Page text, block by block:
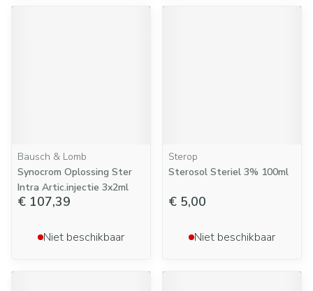
Bausch & Lomb
Synocrom Oplossing Ster
Intra Artic.injectie 3x2ml
€ 107,39
Niet beschikbaar
Sterop
Sterosol Steriel 3% 100ml
€ 5,00
Niet beschikbaar